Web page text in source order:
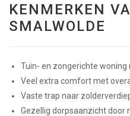
KENMERKEN
SMALWOLDE
Tuin- en zongerichte
Veel extra comfort met
Vaste trap naar
Gezellig dorpsaanzicht door